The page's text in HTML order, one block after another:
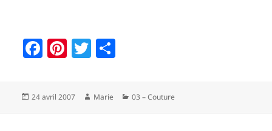
F
e
Pi
er
es
T
er a
Publié
24 avril 2007 Auteur
Marie Catégories
03 – Couture